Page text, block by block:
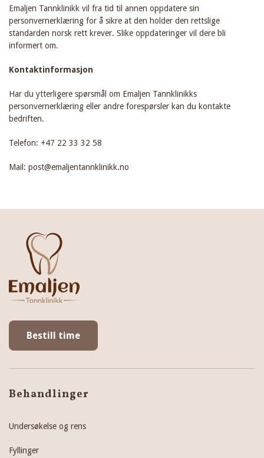
Emaljen Tannklinikk vil fra tid til annen oppdatere sin
personvernerklæring for å sikre at den holder den rettslige
standarden norsk rett krever. Slike oppdateringer vil dere bli
informert om.
Kontaktinformasjon
Har du ytterligere spørsmål om Emaljen Tannklinikks
personvernerklæring eller andre forespørsler kan du kontakte
bedriften.
Telefon: +47 22 33 32 58
Mail: post@emaljentannklinikk.no
Bestill time
Behandlinger
Undersøkelse og rens
Fyllinger